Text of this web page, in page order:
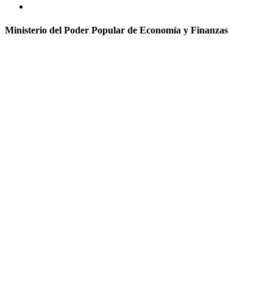
Ministerio del Poder Popular de Economía y Finanzas